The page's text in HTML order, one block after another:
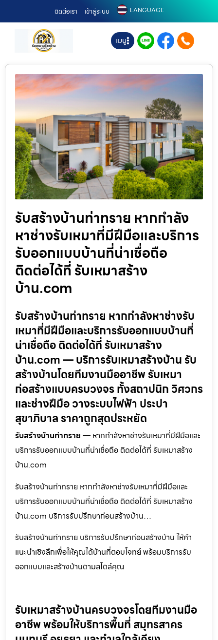
ติดต่อเรา เข้าสู่ระบบ LANGUAGE
เมนู
รับสร้างบ้านท่าทราย หากกำลัง
หาช่างรับเหมาที่มีฝีมือและบริการ
รับออกแบบบ้านที่น่าเชื่อถือ
ติดต่อได้ที่ รับเหมาสร้าง
บ้าน.com
รับสร้างบ้านท่าทราย หากกำลังหาช่างรับ
เหมาที่มีฝีมือและบริการรับออกแบบบ้านที่
น่าเชื่อถือ ติดต่อได้ที่ รับเหมาสร้าง
บ้าน.com — บริการรับเหมาสร้างบ้าน รับ
สร้างบ้านโดยทีมงานมืออาชีพ รับเหมา
ก่อสร้างแบบครบวงจร ทั้งสถาปนิก วิศวกร
และช่างฝีมือ วางระบบไฟฟ้า ประปา
สุขาภิบาล ราคาถูกสุดประหยัด
รับสร้างบ้านท่าทราย — หากกำลังหาช่างรับเหมาที่มีฝีมือและ
บริการรับออกแบบบ้านที่น่าเชื่อถือ ติดต่อได้ที่ รับเหมาสร้าง
บ้าน.com
รับสร้างบ้านท่าทราย หากกำลังหาช่างรับเหมาที่มีฝีมือและ
บริการรับออกแบบบ้านที่น่าเชื่อถือ ติดต่อได้ที่ รับเหมาสร้าง
บ้าน.com บริการรับปรึกษาก่อนสร้างบ้าน…
รับสร้างบ้านท่าทราย บริการรับปรึกษาก่อนสร้างบ้าน ให้คำ
แนะนำเชิงลึกเพื่อให้คุณได้บ้านที่ตอบโจทย์ พร้อมบริการรับ
ออกแบบและสร้างบ้านตามสไตล์คุณ
รับเหมาสร้างบ้านครบวงจรโดยทีมงานมือ
อาชีพ พร้อมให้บริการพื้นที่ สมุทรสาคร